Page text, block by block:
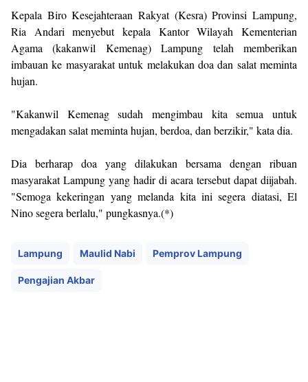
Kepala Biro Kesejahteraan Rakyat (Kesra) Provinsi Lampung,
Ria Andari menyebut kepala Kantor Wilayah Kementerian
Agama (kakanwil Kemenag) Lampung telah memberikan
imbauan ke masyarakat untuk melakukan doa dan salat meminta
hujan.
"Kakanwil Kemenag sudah mengimbau kita semua untuk
mengadakan salat meminta hujan, berdoa, dan berzikir," kata dia.
Dia berharap doa yang dilakukan bersama dengan ribuan
masyarakat Lampung yang hadir di acara tersebut dapat diijabah.
"Semoga kekeringan yang melanda kita ini segera diatasi, El
Nino segera berlalu," pungkasnya.(*)
Lampung Maulid Nabi Pemprov Lampung
Pengajian Akbar